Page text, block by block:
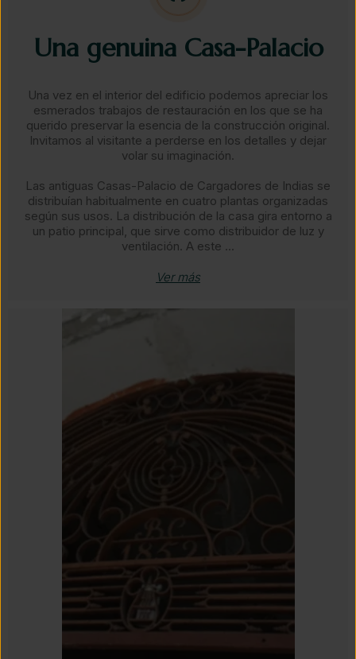
Una genuina Casa-Palacio​
Una vez en el interior del edificio podemos apreciar los
esmerados trabajos de restauración en los que se ha
querido preservar la esencia de la construcción original.
Invitamos al visitante a perderse en los detalles y dejar
volar su imaginación.
​Las antiguas Casas-Palacio de Cargadores de Indias se
distribuían habitualmente en cuatro plantas organizadas
según sus usos. ​La distribución de la casa gira entorno a
un patio principal, que sirve como distribuidor de luz y
ventilación. A este ...
Ver más